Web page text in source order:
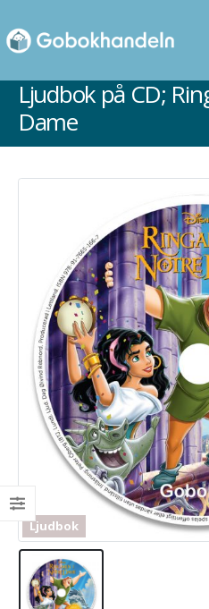
Ljudbok på CD;
Dame
Ljudbok